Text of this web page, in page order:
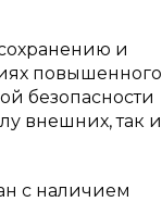
и
повышенного
безопасности
внешних, так и
с наличием